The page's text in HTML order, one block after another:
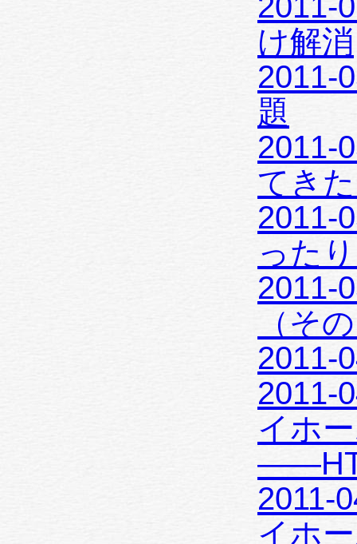
け解消
2011-
題
2011-
てき
2011-
った
2011-
（そ
2011-
2011-
イホ
2011-
イホ